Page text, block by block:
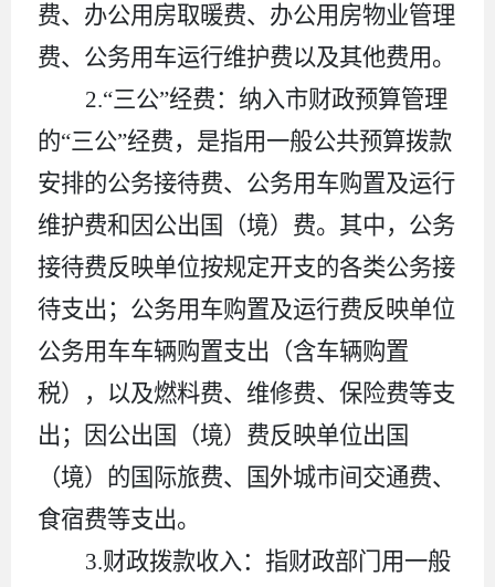
费、办公用房取暖费、办公用房物业管理
费、公务用车运行维护费以及其他费用。
2.“三公”经费： 纳入市财政预算管理
的“三公”经费，是指用一般公共预算拨款
安排的公务接待费、公务用车购置及运行
维护费和因公出国（境）费。其中，公务
接待费反映单位按规定开支的各类公务接
待支出；公务用车购置及运行费反映单位
公务用车车辆购置支出（含车辆购置
税），以及燃料费、维修费、保险费等支
出；因公出国（境）费反映单位出国
（境）的国际旅费、国外城市间交通费、
食宿费等支出。
3.财政拨款收入： 指财政部门用一般